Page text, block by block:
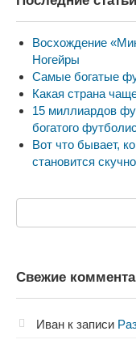
Восхождение
Ногейры
Самые богатые
Какая страна
15 миллиардов
богатого
Вот что бывает,
становится скучно
Свежие
Иван к записи